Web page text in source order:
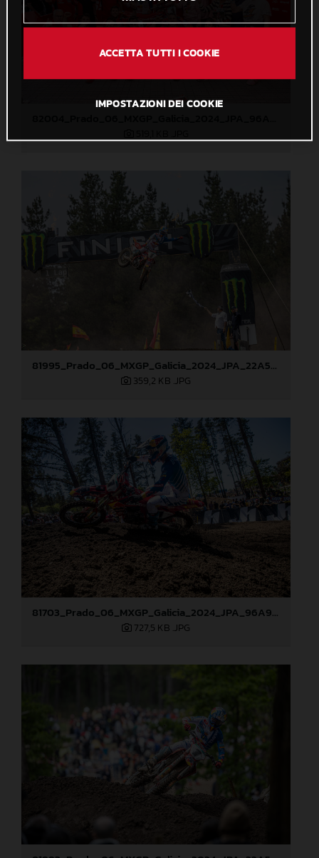
81995_Prado_06_MXGP_Galicia_2024_JPA_22A5454
359,2 KB .JPG
81703_Prado_06_MXGP_Galicia_2024_JPA_96A9406
727,5 KB .JPG
ACCETTA TUTTI I COOKIE
IMPOSTAZIONI DEI COOKIE